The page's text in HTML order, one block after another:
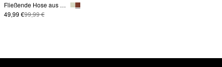
Fließende Hose aus Viskosesatin
49,99 €99,99 €